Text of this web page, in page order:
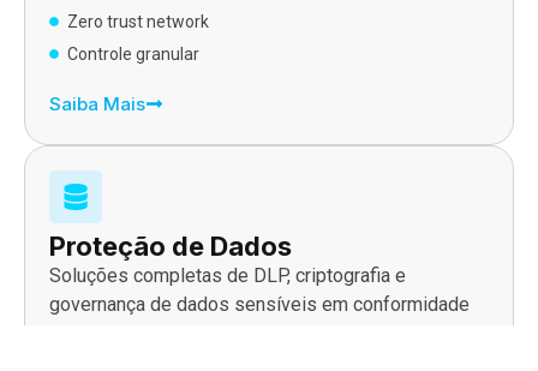
Zero trust network
Controle granular
Saiba Mais
Proteção de Dados
Soluções completas de DLP, criptografia e
governança de dados sensíveis em conformidade